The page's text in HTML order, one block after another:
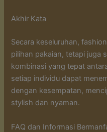
Akhir Kata
Secara keseluruhan,
pilihan pakaian, tetapi juga
kombinasi yang tepat
setiap individu dapat
dengan kesempatan,
stylish dan nyaman.
FAQ dan Informasi